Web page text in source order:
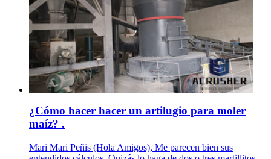
¿Cómo hacer hacer un artilugio para moler
maíz? .
Mari Mari Peñis (Hola Amigos), Me parecen bien sus